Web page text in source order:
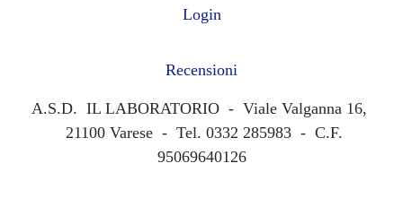
Login
Recensioni
A.S.D. IL LABORATORIO - Viale Valganna 16,
21100 Varese - Tel. 0332 285983 - C.F.
95069640126